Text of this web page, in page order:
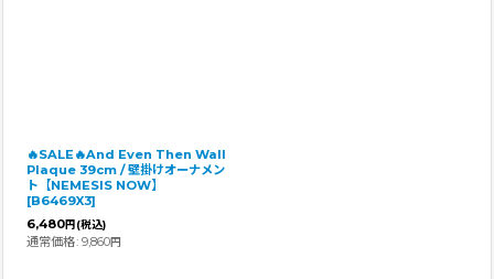
🔥SALE🔥And Even Then Wall
Plaque 39cm / 壁掛けオーナメン
ト【NEMESIS NOW】
[B6469X3]
6,480円 (税込)
通常価格: 9,860円